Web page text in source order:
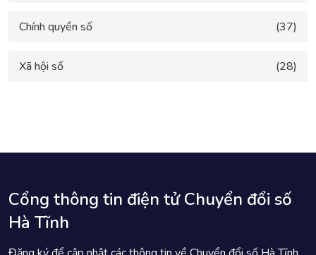
Chính quyền số (37)
Xã hội số (28)
Cổng thông tin điện tử Chuyển đổi số
Hà Tĩnh